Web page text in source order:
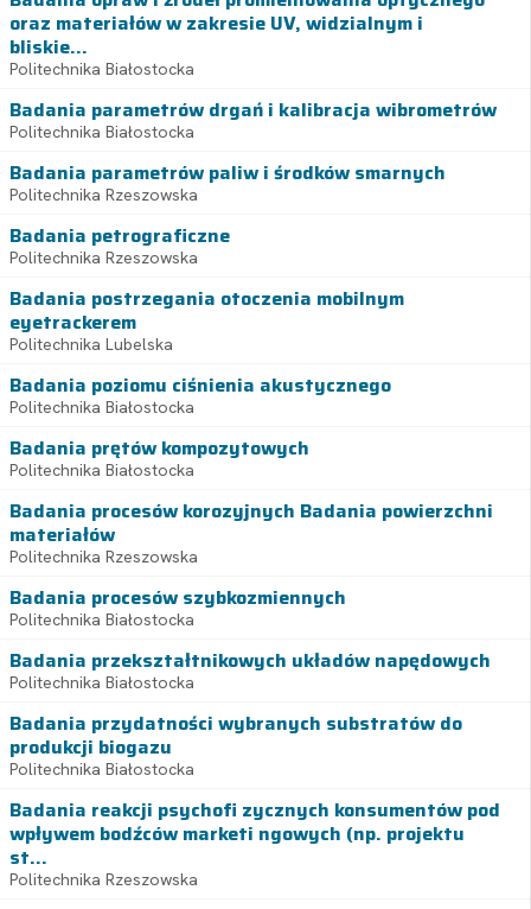
oraz materiałów w zakresie UV, widzialnym i
bliskie...
Politechnika Białostocka
Badania parametrów drgań i kalibracja wibrometrów
Politechnika Białostocka
Badania parametrów paliw i środków smarnych
Politechnika Rzeszowska
Badania petrograficzne
Politechnika Rzeszowska
Badania postrzegania otoczenia mobilnym
eyetrackerem
Politechnika Lubelska
Badania poziomu ciśnienia akustycznego
Politechnika Białostocka
Badania prętów kompozytowych
Politechnika Białostocka
Badania procesów korozyjnych Badania powierzchni
materiałów
Politechnika Rzeszowska
Badania procesów szybkozmiennych
Politechnika Białostocka
Badania przekształtnikowych układów napędowych
Politechnika Białostocka
Badania przydatności wybranych substratów do
produkcji biogazu
Politechnika Białostocka
Badania reakcji psychofi zycznych konsumentów pod
wpływem bodźców marketi ngowych (np. projektu
st...
Politechnika Rzeszowska